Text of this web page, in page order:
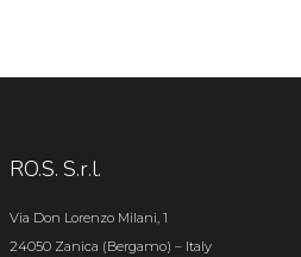
RO.S. S.r.l.
Via Don Lorenzo Milani, 1
24050 Zanica (Bergamo) – Italy